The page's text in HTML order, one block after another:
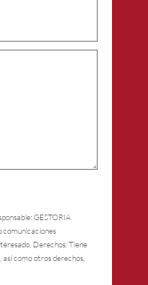
GESTORIA
comunicaciones
Derechos: Tiene
como otros derechos,